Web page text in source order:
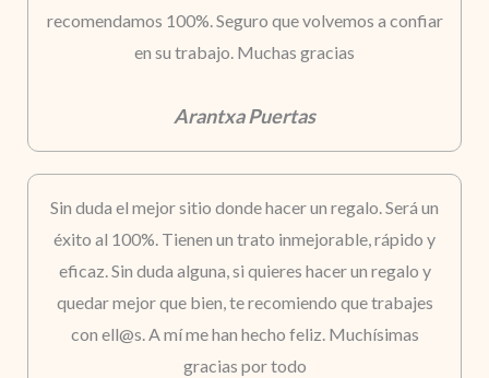
recomendamos 100%. Seguro que volvemos a confiar
en su trabajo. Muchas gracias
Arantxa Puertas
Sin duda el mejor sitio donde hacer un regalo. Será un
éxito al 100%. Tienen un trato inmejorable, rápido y
eficaz. Sin duda alguna, si quieres hacer un regalo y
quedar mejor que bien, te recomiendo que trabajes
con ell@s. A mí me han hecho feliz. Muchísimas
gracias por todo